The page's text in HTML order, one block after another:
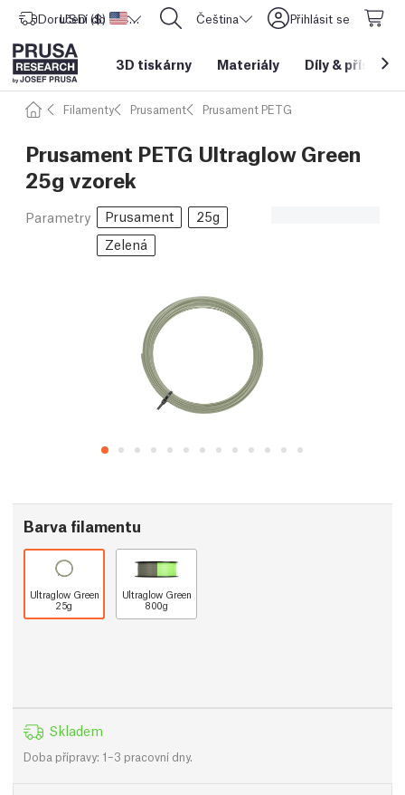
Doručení do Spojené státy americké
USD ($) CORE One L: Nyní skladem! Čeština Přihlásit se
3D tiskárny Materiály Díly &
Filamenty Prusament Prusament PETG
Prusament PETG Ultraglow Green
25g vzorek
Parametry Prusament
25g
Zelená
Barva filamentu
Ultraglow Green
25g
Ultraglow Green
800g
Skladem
Doba přípravy: 1–3 pracovní dny.